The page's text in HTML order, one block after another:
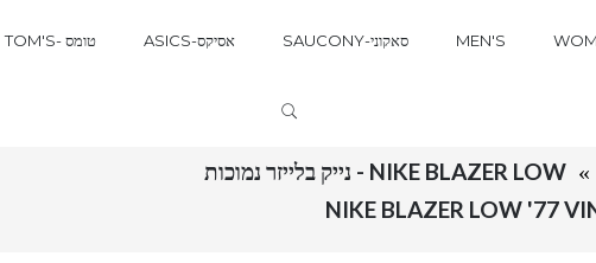
TOM'S- טומס ASICS-אסיקס SAUCONY-סאקוני MEN'S
NIKE BLAZER LOW - נייק בלייזר נמוכות